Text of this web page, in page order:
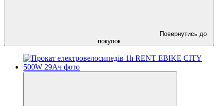
Повернутись до
покупок